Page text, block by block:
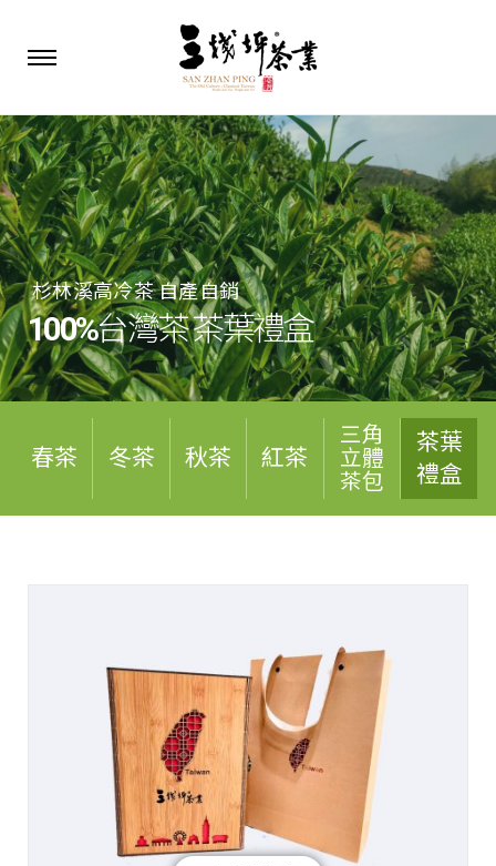
杉林溪高冷茶 自產自銷
100%台灣茶 茶葉禮盒
春茶 冬茶 秋茶 紅茶
三角
立體
茶包
茶葉
禮盒